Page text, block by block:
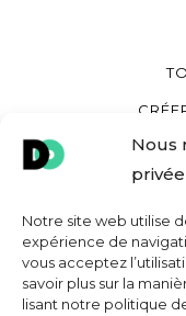
Nous
privée
Notre site web utilise
expérience de
vous acceptez
savoir plus sur la
lisant notre politique